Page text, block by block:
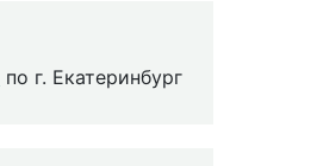
по г. Екатеринбург